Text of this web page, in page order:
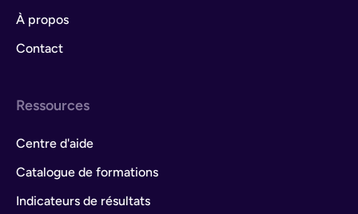
À propos
Contact
Ressources
Centre d'aide
Catalogue de formations
Indicateurs de résultats